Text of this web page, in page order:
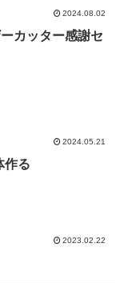
2024.08.02
カッター感謝セ
2024.05.21
作る
2023.02.22